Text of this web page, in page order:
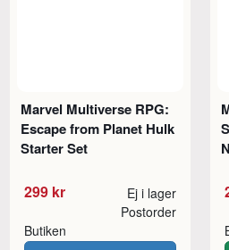
Marvel Multiverse RPG:
Escape from Planet Hulk
Starter Set
299 kr Ej i lager
Butiken
Postorder